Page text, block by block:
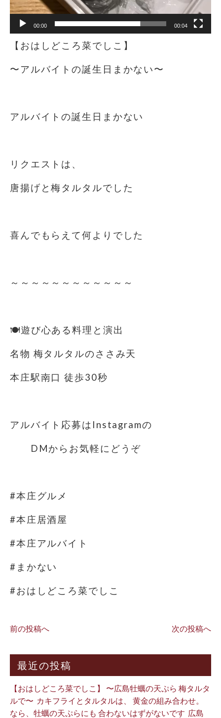
00:00 00:04
【おはしどころ菜でしこ】
〜アルバイトの誕生日まかない〜
アルバイトの誕生日まかない
リクエストは、
唐揚げと梅タルタルでした️
喜んでもらえて何よりでした
～～～～～～～～～～～～
🍽遊び心ある料理と演出
名物 梅タルタルのささみ天
本庄駅南口 徒歩30秒
アルバイト応募はInstagramの
DMからお気軽にどうぞ
#本庄グルメ
#本庄居酒屋
#本庄アルバイト
#まかない
#おはしどころ菜でしこ
前の投稿へ 次の投稿へ
最近の投稿
【おはしどころ菜でしこ】 〜広島牡蠣の天ぷら 梅タルタ
ルで〜 ⁡ カキフライとタルタルは、 黄金の組み合わせ。 ⁡
なら、牡蠣の天ぷらにも 合わないはずがないです ⁡ 広島